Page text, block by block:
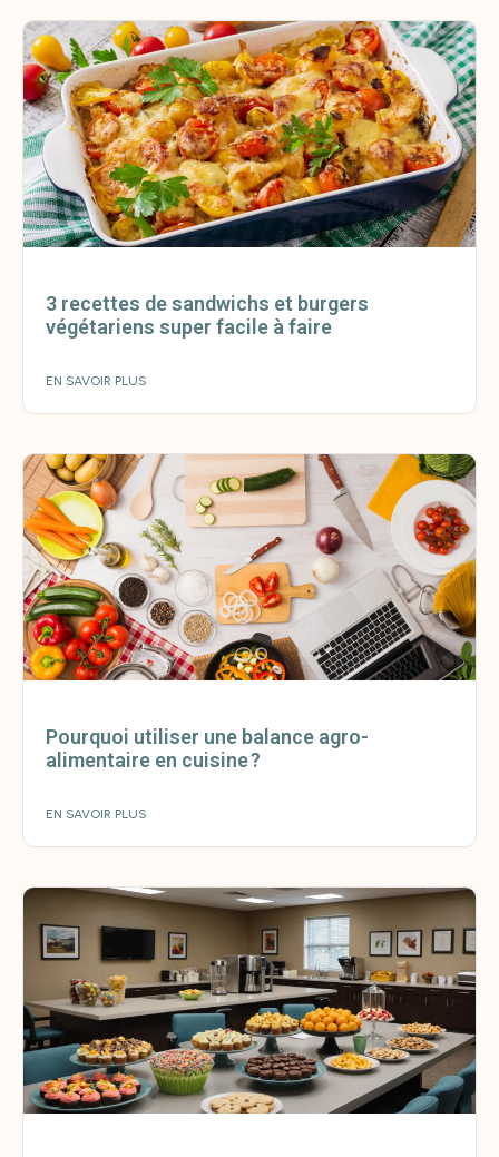
3 recettes de sandwichs et burgers
végétariens super facile à faire
EN SAVOIR PLUS
Pourquoi utiliser une balance agro-
alimentaire en cuisine ?
EN SAVOIR PLUS